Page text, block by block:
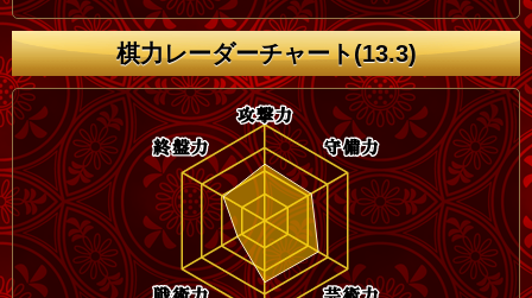
棋力レーダーチャート(13.3)